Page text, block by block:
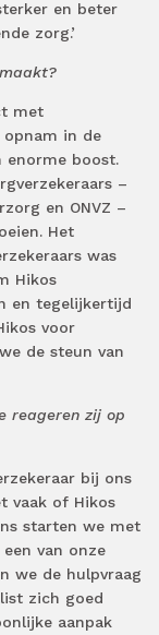
en beter
zorg.’
met
opnam in de
enorme boost.
–
en ONVZ –
Het
was
Hikos
en tegelijkertijd
voor
de steun van
reageren zij op
bij ons
vaak of Hikos
starten we met
van onze
we de hulpvraag
zich goed
aanpak